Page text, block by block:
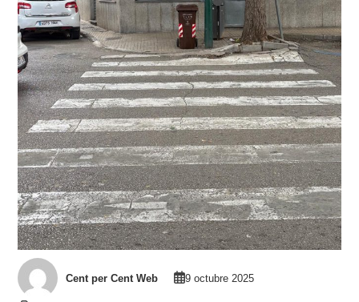
Cent per Cent Web 9 octubre 2025